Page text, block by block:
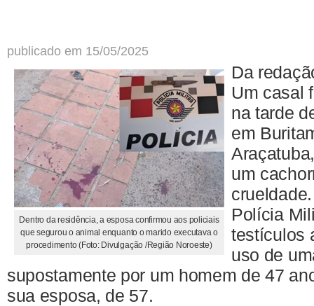
publicado em 15/05/2025
Dentro da residência, a esposa confirmou aos policiais
que segurou o animal enquanto o marido executava o
procedimento (Foto: Divulgação /Região Noroeste)
Da
Um casal
na tarde
em
um
Polícia
testículos
uso de
supostamente por um homem de 47
sua esposa, de 57.